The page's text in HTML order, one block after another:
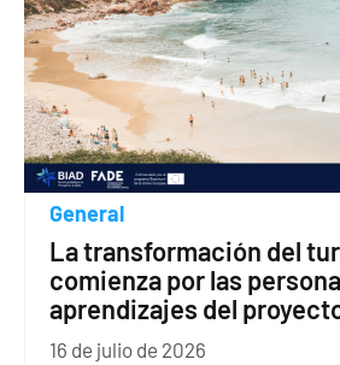
General
La transformación del
comienza por las
aprendizajes del
16 de julio de 2026